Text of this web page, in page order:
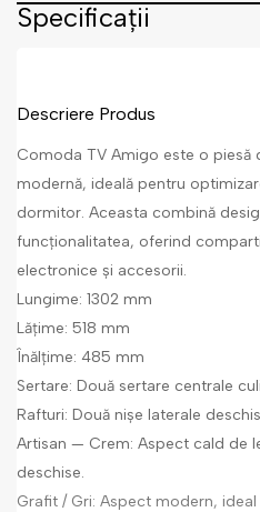
Specificații
Descriere Produs
Comoda TV Amigo este o piesă
modernă, ideală pentru
dormitor. Aceasta combină
funcționalitatea, oferind
electronice și accesorii.
Lungime: 1302 mm
Lățime: 518 mm
Înălțime: 485 mm
Sertare: Două sertare centrale
Rafturi: Două nișe laterale
Artisan — Crem: Aspect cald de
deschise.
Grafit / Gri: Aspect modern,